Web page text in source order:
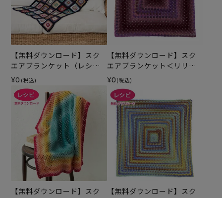
【無料ダウンロード】スク
エアブランケット（レシ
ピ）
¥0 (税込)
【無料ダウンロード】スク
エアブランケット＜リリー
ボーダー＞（レシピ）
¥0 (税込)
【無料ダウンロード】スク
【無料ダウンロード】スク